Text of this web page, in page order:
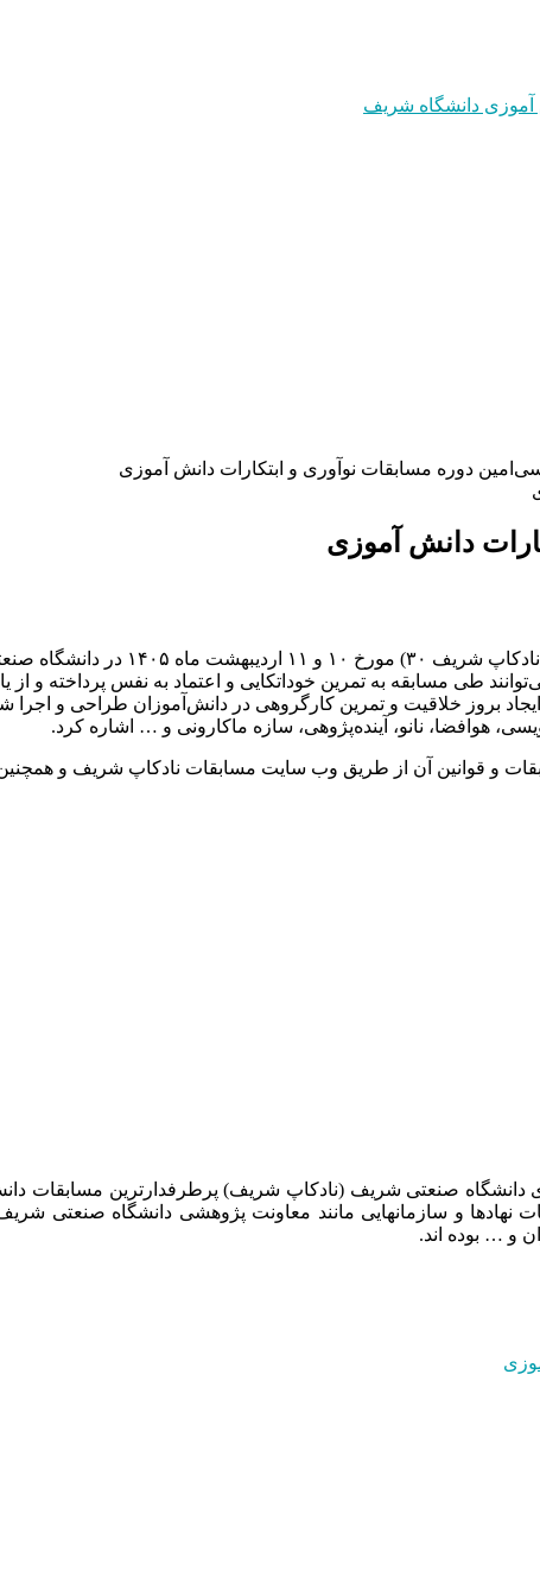
دوره مسابقات نوآوری و ابتکارات دانش آموزی
دانش آموزی
شریف برگزار خواهد شد.
طی مسابقه به تمرین خوداتکایی و اعتماد به نفس پرداخته و
هوافضا، نانو، آینده‌پژوهی، سازه ماکارونی و … اشاره کرد.
و قوانین آن از طریق وب سایت مسابقات نادکاپ شریف و
دانشگاه صنعتی شریف (نادکاپ شریف) پرطرفدارترین مسابقات
و سازمانهایی مانند معاونت پژوهشی دانشگاه صنعتی
و … بوده اند.